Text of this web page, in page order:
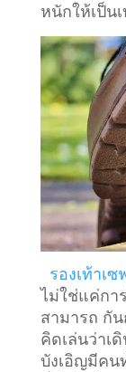
หนักให้เป็น
รองเท้าเซ
ไม่ใช่แค่กา
สามารถ กั
คิดเล่นว่าเ
บังเอิญมีคน